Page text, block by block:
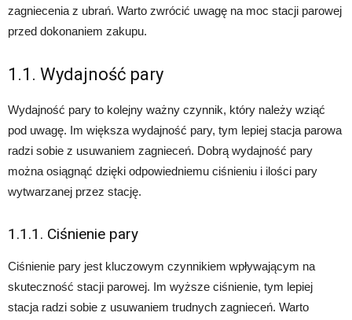
zagniecenia z ubrań. Warto zwrócić uwagę na moc stacji parowej
przed dokonaniem zakupu.
1.1. Wydajność pary
Wydajność pary to kolejny ważny czynnik, który należy wziąć
pod uwagę. Im większa wydajność pary, tym lepiej stacja parowa
radzi sobie z usuwaniem zagnieceń. Dobrą wydajność pary
można osiągnąć dzięki odpowiedniemu ciśnieniu i ilości pary
wytwarzanej przez stację.
1.1.1. Ciśnienie pary
Ciśnienie pary jest kluczowym czynnikiem wpływającym na
skuteczność stacji parowej. Im wyższe ciśnienie, tym lepiej
stacja radzi sobie z usuwaniem trudnych zagnieceń. Warto